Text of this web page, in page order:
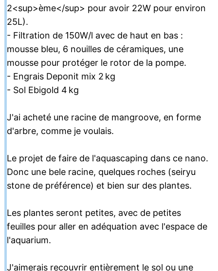
2<sup>ème</sup> pour avoir 22W pour environ
25L).
- Filtration de 150W/l avec de haut en bas :
mousse bleu, 6 nouilles de céramiques, une
mousse pour protéger le rotor de la pompe.
- Engrais Deponit mix 2 kg
- Sol Ebigold 4 kg
J'ai acheté une racine de mangroove, en forme
d'arbre, comme je voulais.
Le projet de faire de l'aquascaping dans ce nano.
Donc une bele racine, quelques roches (seiryu
stone de préférence) et bien sur des plantes.
Les plantes seront petites, avec de petites
feuilles pour aller en adéquation avec l'espace de
l'aquarium.
J'aimerais recouvrir entièrement le sol ou une